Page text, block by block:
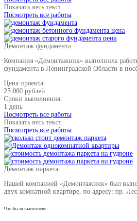
Показать весь текст
Посмотреть все работы
Демонтаж фундамента
Компания «Демонтажник» выполнила
фундамента в Ленинградской Области в
Цена проекта:
25.000 рублей
Сроки выполнения:
1 день
Посмотреть все работы
Показать весь текст
Посмотреть все работы
Демонтаж паркета
Нашей компанией «Демонтажник» был
двух комнатной квартире, по адресу: пр.
Что было выполнено: